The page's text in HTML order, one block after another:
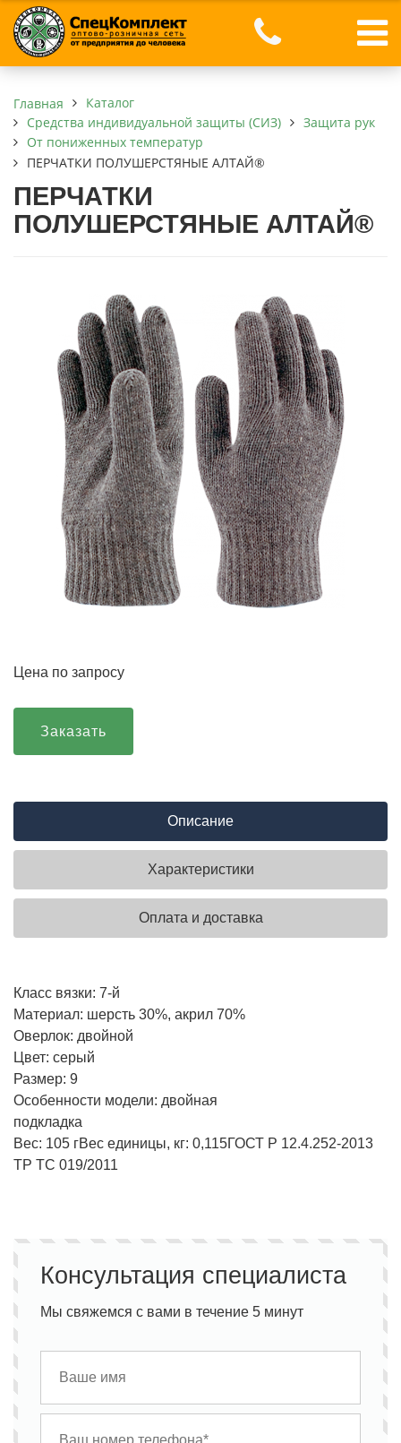
Главная
Каталог
Средства индивидуальной защиты (СИЗ)
Защита рук
От пониженных температур
ПЕРЧАТКИ ПОЛУШЕРСТЯНЫЕ АЛТАЙ®
ПЕРЧАТКИ
ПОЛУШЕРСТЯНЫЕ АЛТАЙ®
Цена по запросу
Заказать
Описание
Характеристики
Оплата и доставка
Класс вязки: 7-й
Материал: шерсть 30%, акрил 70%
Оверлок: двойной
Цвет: серый
Размер: 9
Особенности модели: двойная
подкладка
Вес: 105 гВес единицы, кг: 0,115ГОСТ Р 12.4.252-2013
ТР ТС 019/2011
Консультация специалиста
Мы свяжемся с вами в течение 5 минут